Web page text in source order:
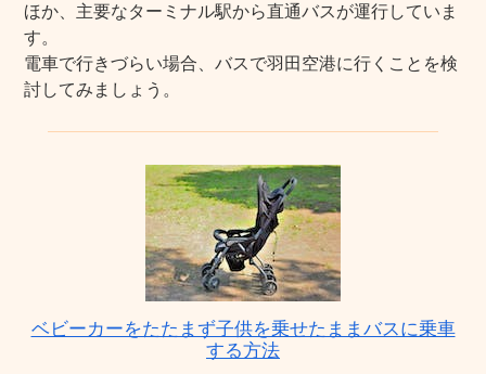
ほか、主要なターミナル駅から直通バスが運行していま
す。
電車で行きづらい場合、バスで羽田空港に行くことを検
討してみましょう。
ベビーカーをたたまず子供を乗せたままバスに乗車
する方法